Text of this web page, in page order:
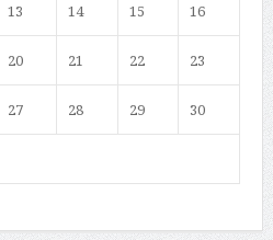
13 14 15 16
20 21 22 23
27 28 29 30